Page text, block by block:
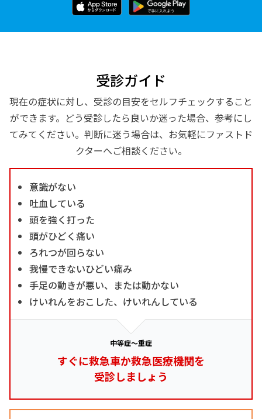
受診ガイド
現在の症状に対し、受診の目安をセルフチェックすること
ができます。どう受診したら良いか迷った場合、参考にし
てみてください。判断に迷う場合は、お気軽にファストド
クターへご相談ください。
意識がない
吐血している
頭を強く打った
頭がひどく痛い
ろれつが回らない
我慢できないひどい痛み
手足の動きが悪い、または動かない
けいれんをおこした、けいれんしている
中等症～重症
すぐに救急車か救急医療機関を
受診しましょう